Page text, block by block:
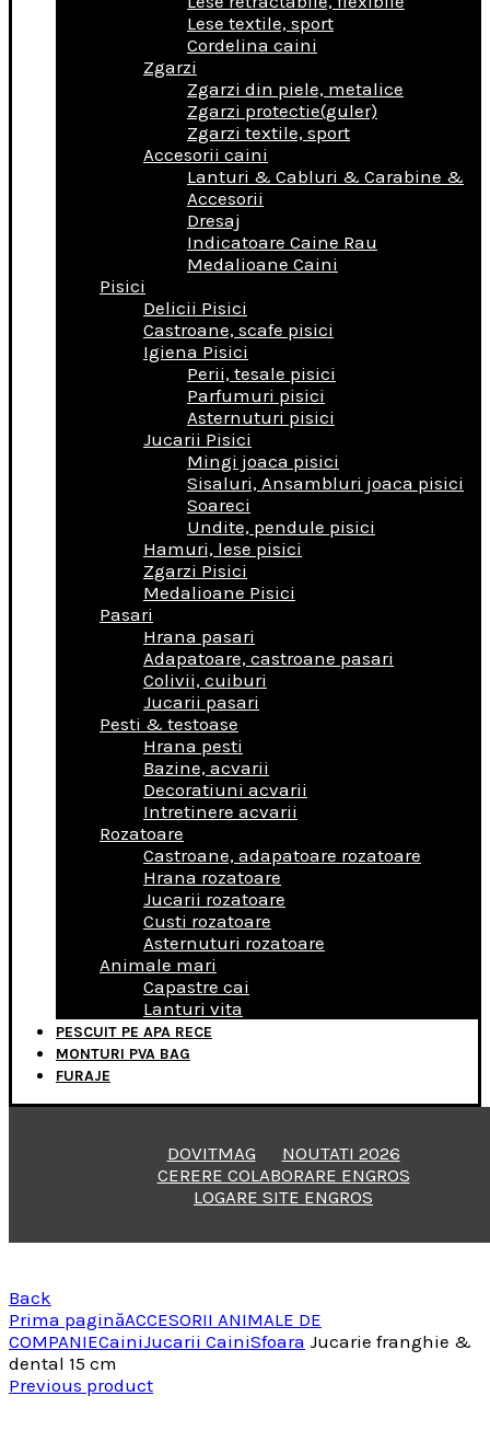
Lese textile, sport
Cordelina caini
Zgarzi
Zgarzi din piele, metalice
Zgarzi protectie(guler)
Zgarzi textile, sport
Accesorii caini
Lanturi & Cabluri & Carabine &
Accesorii
Dresaj
Indicatoare Caine Rau
Medalioane Caini
Pisici
Delicii Pisici
Castroane, scafe pisici
Igiena Pisici
Perii, tesale pisici
Parfumuri pisici
Asternuturi pisici
Jucarii Pisici
Mingi joaca pisici
Sisaluri, Ansambluri joaca pisici
Soareci
Undite, pendule pisici
Hamuri, lese pisici
Zgarzi Pisici
Medalioane Pisici
Pasari
Hrana pasari
Adapatoare, castroane pasari
Colivii, cuiburi
Jucarii pasari
Pesti & testoase
Hrana pesti
Bazine, acvarii
Decoratiuni acvarii
Intretinere acvarii
Rozatoare
Castroane, adapatoare rozatoare
Hrana rozatoare
Jucarii rozatoare
Custi rozatoare
Asternuturi rozatoare
Animale mari
Capastre cai
Lanturi vita
PESCUIT PE APA RECE
MONTURI PVA BAG
FURAJE
DOVITMAG
NOUTATI 2026
CERERE COLABORARE ENGROS
LOGARE SITE ENGROS
Back
Prima paginăACCESORII ANIMALE DE
COMPANIECainiJucarii CainiSfoara Jucarie franghie &
dental 15 cm
Previous product